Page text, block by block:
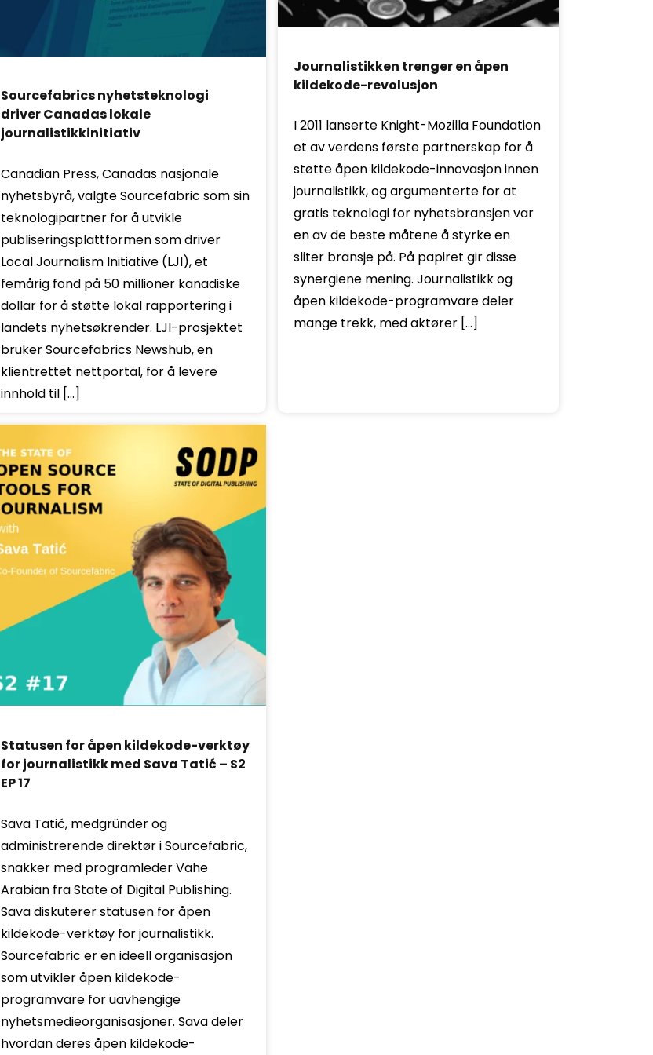
Sourcefabrics nyhetsteknologi
driver Canadas lokale
journalistikkinitiativ
Canadian Press, Canadas nasjonale
nyhetsbyrå, valgte Sourcefabric som sin
teknologipartner for å utvikle
publiseringsplattformen som driver
Local Journalism Initiative (LJI), et
femårig fond på 50 millioner kanadiske
dollar for å støtte lokal rapportering i
landets nyhetsøkrender. LJI-prosjektet
bruker Sourcefabrics Newshub, en
klientrettet nettportal, for å levere
innhold til […]
Journalistikken trenger en åpen
kildekode-revolusjon
I 2011 lanserte Knight-Mozilla Foundation
et av verdens første partnerskap for å
støtte åpen kildekode-innovasjon innen
journalistikk, og argumenterte for at
gratis teknologi for nyhetsbransjen var
en av de beste måtene å styrke en
sliter bransje på. På papiret gir disse
synergiene mening. Journalistikk og
åpen kildekode-programvare deler
mange trekk, med aktører […]
Statusen for åpen kildekode-verktøy
for journalistikk med Sava Tatić – S2
EP 17
Sava Tatić, medgründer og
administrerende direktør i Sourcefabric,
snakker med programleder Vahe
Arabian fra State of Digital Publishing.
Sava diskuterer statusen for åpen
kildekode-verktøy for journalistikk.
Sourcefabric er en ideell organisasjon
som utvikler åpen kildekode-
programvare for uavhengige
nyhetsmedieorganisasjoner. Sava deler
hvordan deres åpen kildekode-